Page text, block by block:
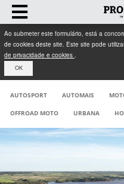
Ao submeter este formulário, está a
de cookies deste site. Este site pode
de privacidade e cookies .
OK
AUTOSPORT AUTOMAIS
OFFROAD MOTO URBANA